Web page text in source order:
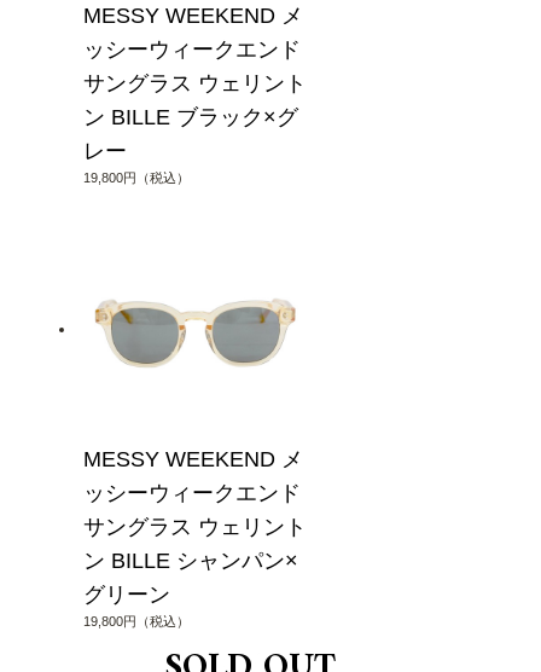
MESSY WEEKEND メ
ッシーウィークエンド
サングラス ウェリント
ン BILLE ブラック×グ
レー
19,800円（税込）
MESSY WEEKEND メ
ッシーウィークエンド
サングラス ウェリント
ン BILLE シャンパン×
グリーン
19,800円（税込）